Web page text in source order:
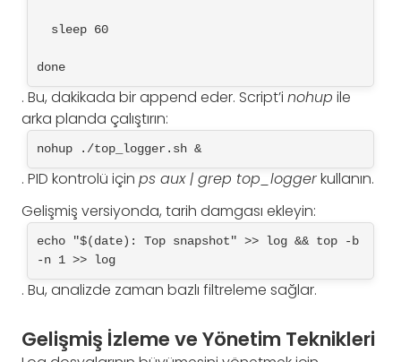
  sleep 60
done
. Bu, dakikada bir append eder. Script’i nohup ile
arka planda çalıştırın:
nohup ./top_logger.sh &
. PID kontrolü için ps aux | grep top_loggerkullanın.
Gelişmiş versiyonda, tarih damgası ekleyin:
echo "$(date): Top snapshot" >> log && top -b
-n 1 >> log
. Bu, analizde zaman bazlı filtreleme sağlar.
Gelişmiş İzleme ve Yönetim Teknikleri